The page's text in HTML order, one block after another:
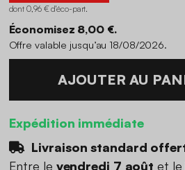
dont 0,96 € d'éco-part.
Économisez 8,00 €.
Offre valable jusqu’au 18/08/2026.
AJOUTER AU
Expédition immédiate
Livraison standard
Entre le vendredi 7 août et le